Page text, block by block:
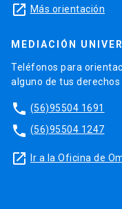
launch Más orientación
MEDIACIÓN
Teléfonos para
alguno de tus derechos
phone (56)95504 1691
phone (56)95504 1247
launch Ir a la Oficina de